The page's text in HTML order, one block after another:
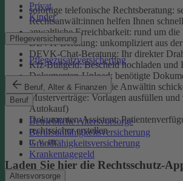
Privat
Kinder
Pflegeversicherung
Pflegezusatzversicherung
Beruf, Alter & Finanzen
Beruf
Betriebliche Altersvorsorge
Berufsunfähigkeitsversicherung
Grundfähigkeitsversicherung
Krankentagegeld
Altersvorsorge
sofortige telefonische Rechtsberatung:
Rechtsanwält:innen helfen Ihnen
anwaltliche Erreichbarkeit: rund um die
DEVK-Beratung: unkompliziert aus
DEVK-Chat-Beratung: Ihr direkter
Kfz-Bußgeld: Bescheid hochladen und
Dokumenten-Upload: benötigte
an den Anwalt oder die Anwältin
Musterverträge: Vorlagen ausfüllen
Autokauf)
Dokumenten-Assistent:
rechtssicher erstellen
u. v. m.
Laden Sie hier die Rechtsschutz-